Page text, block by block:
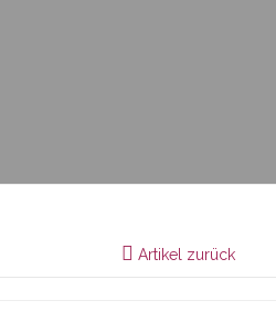
Artikel zurück